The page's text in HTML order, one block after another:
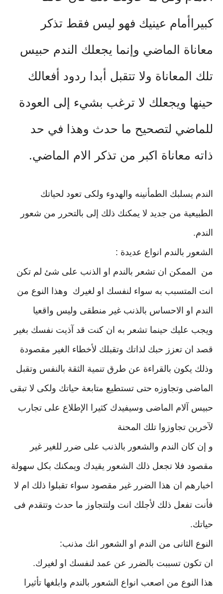
كبيراأمام عينيك ‏فهو ليس فقط تذكر
معاناة الماضي وإنما يجعلك الندم حبيس
تلك المعاناة ‏ولا ‏تتقبل أبدا ردود أفعالك
حينها ‏ويجعلك لا ترغب بشيء إلى العودة
للماضي لتصحيح ما حدث وهذا في حد
ذاته معاناة اكبر من تذكر الام الماضي.
الندم يسلبك الطمأنينه والهدوء ولكى تعود ‏لحياتك
الطبيعية من جديد لا يمكنك ذلك إلى ‏‏بالتحرر من شعور
الندم.
الشعور بالندم انواع عديدة :
من الممكن ان تشعر بالندم او الذنب على شئ لم تكن
انت المتسبب به سواء لنفسك او لغيرك وهذا النوع من
الندم او الاحساس بالذنب غير منطقى وليس واقعيا
ويجب عليك حينما تشعر به ان كنت قد آذيت نفسك بغير
قصد ان تعزز حبك لذاتك وتقبلك لأخطاء الغير مقصودة
وذلك يكون بالقراءة عن طرق تنمية الثقة بالنفس وتقبل
الماضى وتجاوزه حتى تستطيع متابعة حياتك ولكى لا تبقى
حبيس آلام الماضى وسيفيدك كثيرا الإطلاع على تجارب
لآخرين تجاوزوا تلك المحنة
و إن كان الندم والشعور بالذنب على ضرر للغير غير
مقصود فلا تجعل ذلك الشعور يقيدك ويمكنك بكل سهولة
اخبارهم ان هذا الضرر غير مقصود سواء تقبلوا ذلك ام لا
فأنت تفعل ذلك لأجلك انت ولتتجاوز ما حدث وتتقدم فى
حياتك.
النوع الثانى من الندم او الشعور انك مذنب:
ان تكون تسببت بالضرر عن عمد لنفسك او لغيرك.
هذا النوع من اصعب انواع الشعور بالندم وابلغها تأثيرا